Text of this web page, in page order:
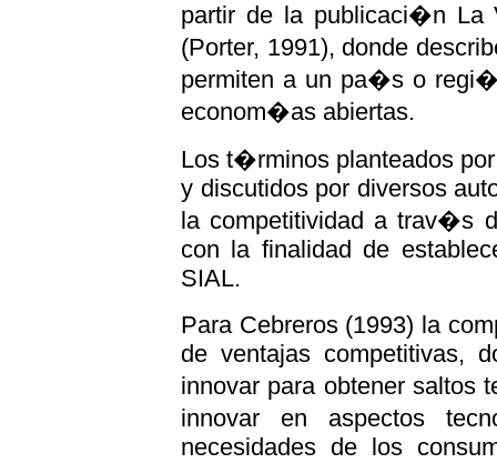
partir de la publicaci�n La
(Porter, 1991), donde
permiten a un pa�s o
econom�as abiertas.
Los t�rminos planteados
y discutidos por diversos
la competitividad a trav�s
con la finalidad de
SIAL.
Para Cebreros (1993) la
de ventajas competitivas,
innovar para obtener saltos
innovar en aspectos
necesidades de los